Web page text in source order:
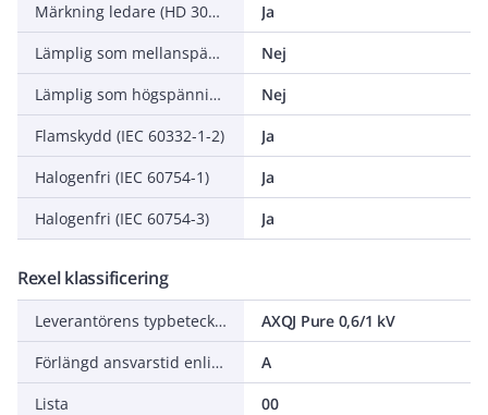
Märkning ledare (HD 308 S2)
Ja
Lämplig som mellanspänningskabel
Nej
Lämplig som högspänningskabel
Nej
Flamskydd (IEC 60332-1-2)
Ja
Halogenfri (IEC 60754-1)
Ja
Halogenfri (IEC 60754-3)
Ja
Rexel klassificering
Leverantörens typbeteckning
AXQJ Pure 0,6/1 kV
Förlängd ansvarstid enligt ALEM-09
A
Lista
00